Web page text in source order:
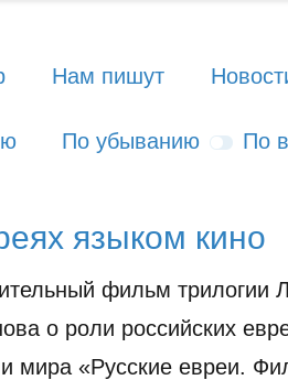
Нам пишут
По убыванию По
языком кино
фильм трилогии
о роли российских
мира «Русские евреи.